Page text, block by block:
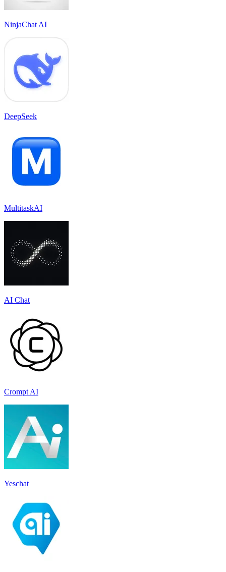
NinjaChat AI
DeepSeek
MultitaskAI
AI Chat
Crompt AI
Yeschat